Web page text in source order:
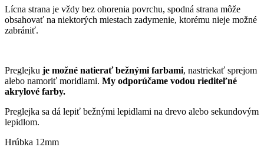
Lícna strana je vždy bez ohorenia povrchu, spodná strana môže
obsahovať na niektorých miestach zadymenie, ktorému nieje možné
zabrániť.
Preglejku je možné natierať bežnými farbami, nastriekať sprejom
alebo namoriť moridlami. My odporúčame vodou riediteľné
akrylové farby.
Preglejka sa dá lepiť bežnými lepidlami na drevo alebo sekundovým
lepidlom.
Hrúbka 12mm